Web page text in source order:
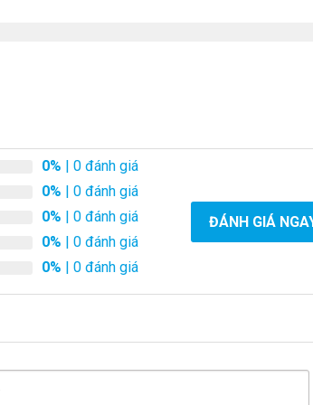
0% | 0 đánh giá
0% | 0 đánh giá
0% | 0 đánh giá
0% | 0 đánh giá
0% | 0 đánh giá
ĐÁNH GIÁ